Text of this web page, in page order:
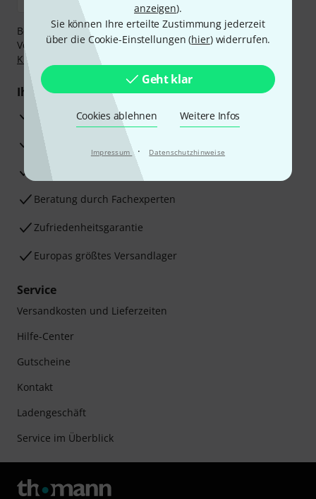
anzeigen).
Sie können Ihre erteilte Zustimmung jederzeit
über die Cookie-Einstellungen (hier) widerrufen.
Geht klar
Cookies ablehnen Weitere Infos
Impressum · Datenschutzhinweise
Bezahlen Sie vertraulich und sicher per Nachnahme,
Vorkasse, PayPal, Amazon Pay,Klarna Sofort bezahlen
Klarna Ratenzahlung
Ihre Vorteile
3 Jahre Thomann Garantie
30 Tage Money-Back-Garantie
Beratung durch Fachexperten
Zufriedenheitsgarantie
Europas größtes Versandlager
Service
Versandkosten und Lieferzeiten
Hilfe-Center
Gutscheine
Kontakt
Ladengeschäft
Service im Überblick